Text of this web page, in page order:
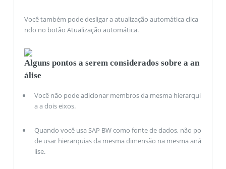
Você também pode desligar a atualização automática clica
ndo no botão Atualização automática.
Alguns pontos a serem considerados sobre a an
álise
Você não pode adicionar membros da mesma hierarqui
a a dois eixos.
Quando você usa SAP BW como fonte de dados, não po
de usar hierarquias da mesma dimensão na mesma aná
lise.